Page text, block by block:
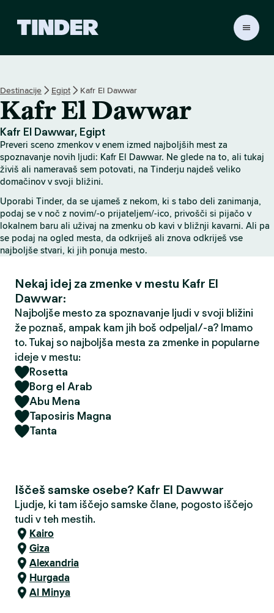
r
:
D
o
m
o
v
Destinacije Egipt Kafr El Dawwar
Kafr El Dawwar
Kafr El Dawwar, Egipt
Preveri sceno zmenkov v enem izmed najboljših mest za
spoznavanje novih ljudi: Kafr El Dawwar. Ne glede na to, ali tukaj
živiš ali nameravaš sem potovati, na Tinderju najdeš veliko
domačinov v svoji bližini.
Uporabi Tinder, da se ujameš z nekom, ki s tabo deli zanimanja,
podaj se v noč z novim/-o prijateljem/-ico, privošči si pijačo v
lokalnem baru ali uživaj na zmenku ob kavi v bližnji kavarni. Ali pa
se podaj na ogled mesta, da odkriješ ali znova odkriješ vse
najboljše stvari, ki jih ponuja mesto.
Nekaj idej za zmenke v mestu Kafr El
Dawwar:
Najboljše mesto za spoznavanje ljudi v svoji bližini
že poznaš, ampak kam jih boš odpeljal/-a? Imamo
to. Tukaj so najboljša mesta za zmenke in popularne
ideje v mestu:
Rosetta
Borg el Arab
Abu Mena
Taposiris Magna
Tanta
Iščeš samske osebe? Kafr El Dawwar
Ljudje, ki tam iščejo samske člane, pogosto iščejo
tudi v teh mestih.
Kairo
Giza
Alexandria
Hurgada
Al Minya